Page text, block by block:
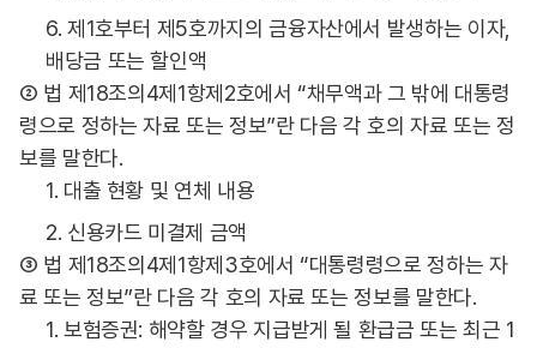
6. 제1호부터 제5호까지의 금융자산에서 발생하는 이자,
배당금 또는 할인액
② 법 제18조의4제1항제2호에서 “채무액과 그 밖에 대통령
령으로 정하는 자료 또는 정보”란 다음 각 호의 자료 또는 정
보를 말한다.
1. 대출 현황 및 연체 내용
2. 신용카드 미결제 금액
③ 법 제18조의4제1항제3호에서 “대통령령으로 정하는 자
료 또는 정보”란 다음 각 호의 자료 또는 정보를 말한다.
1. 보험증권: 해약할 경우 지급받게 될 환급금 또는 최근 1